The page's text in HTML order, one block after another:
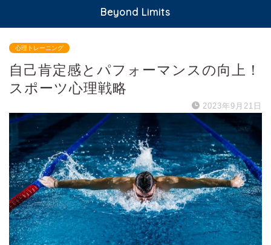
Beyond Limits
心理トレーニング
自己肯定感とパフォーマンスの向上！
スポーツ心理戦略
2023年9月21日